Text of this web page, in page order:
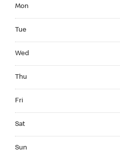
Mon
Tue
Wed
Thu
Fri
Sat
Sun